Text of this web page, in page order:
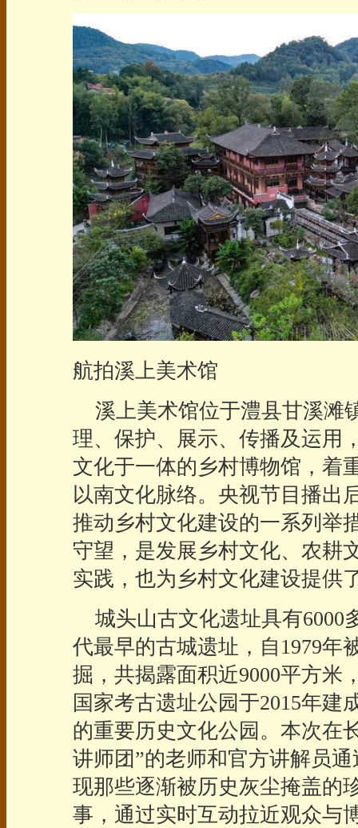
航拍溪上美术馆
溪上美术馆位于澧县甘溪滩
理、保护、展示、传播及运用
文化于一体的乡村博物馆，着
以南文化脉络。央视节目播出
推动乡村文化建设的一系列举
守望，是发展乡村文化、农耕
实践，也为乡村文化建设提供
城头山古文化遗址具有6000
代最早的古城遗址，自1979年
掘，共揭露面积近9000平方米
国家考古遗址公园于2015年建
的重要历史文化公园。本次在
讲师团”的老师和官方讲解员
现那些逐渐被历史灰尘掩盖的
事，通过实时互动拉近观众与